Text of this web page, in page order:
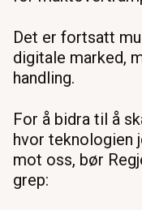
Det er fortsatt
digitale marked,
handling.
For å bidra til å
hvor teknologien
mot oss, bør
grep: